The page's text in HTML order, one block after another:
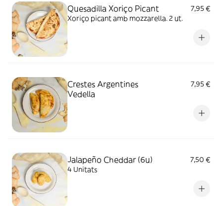
Quesadilla Xoriço Picant
7,95 €
Xoriço picant amb mozzarella. 2 ut.
Crestes Argentines
Vedella
7,95 €
Jalapeño Cheddar (6u)
7,50 €
4 Unitats